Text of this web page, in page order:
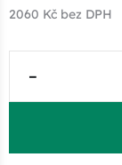
2060 Kč bez DPH
–